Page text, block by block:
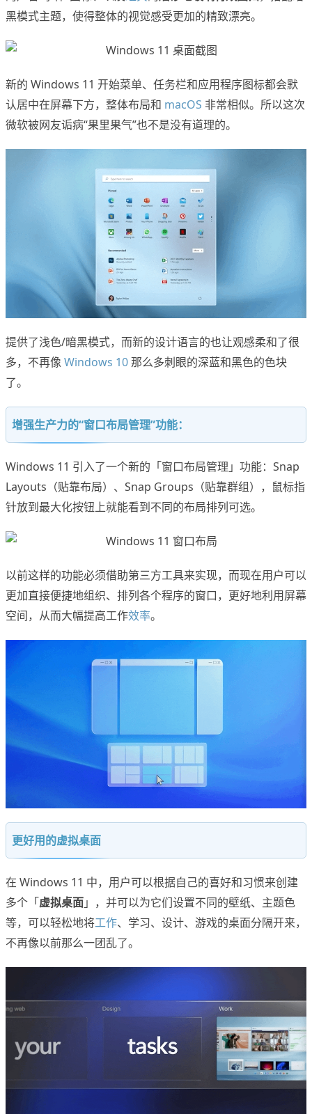
黑模式主题，使得整体的视觉感受更加的精致漂亮。
新的 Windows 11 开始菜单、任务栏和应用程序图标都会默
认居中在屏幕下方，整体布局和 macOS 非常相似。所以这次
微软被网友诟病“果里果气”也不是没有道理的。
提供了浅色/暗黑模式，而新的设计语言的也让观感柔和了很
多，不再像 Windows 10那么多刺眼的深蓝和黑色的色块
了。
增强生产力的“窗口布局管理”功能：
Windows 11 引入了一个新的「窗口布局管理」功能：Snap
Layouts（贴靠布局）、Snap Groups（贴靠群组），鼠标指
针放到最大化按钮上就能看到不同的布局排列可选。
以前这样的功能必须借助第三方工具来实现，而现在用户可以
更加直接便捷地组织、排列各个程序的窗口，更好地利用屏幕
空间，从而大幅提高工作效率。
更好用的虚拟桌面
在 Windows 11 中，用户可以根据自己的喜好和习惯来创建
多个「虚拟桌面」，并可以为它们设置不同的壁纸、主题色
等，可以轻松地将工作、学习、设计、游戏的桌面分隔开来，
不再像以前那么一团乱了。